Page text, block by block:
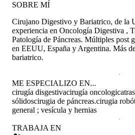
SOBRE MÍ
Cirujano Digestivo y Bariatrico, de la
experiencia en Oncología Digestiva ,
Patología de Páncreas. Múltiples post
en EEUU, España y Argentina. Más
bariatrico.
ME ESPECIALIZO EN...
cirugía disgestivacirugía oncologica
sólidoscirugia de páncreas.cirugia
general ; vesícula y hernias
TRABAJA EN